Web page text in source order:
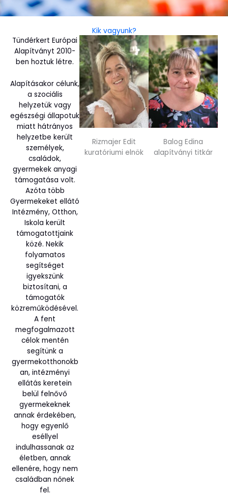
Kik vagyunk?
Tündérkert Európai
Alapítványt 2010-
ben hoztuk létre.
Alapításakor célunk,
a szociális
helyzetük vagy
egészségi állapotuk
miatt hátrányos
helyzetbe került
személyek,
családok,
gyermekek anyagi
támogatása volt.
Azóta több
Gyermekeket ellátó
Intézmény, Otthon,
Iskola került
támogatottjaink
közé. Nekik
folyamatos
segítséget
igyekszünk
biztosítani, a
támogatók
közreműködésével.
A fent
megfogalmazott
célok mentén
segítünk a
gyermekotthonokb
an, intézményi
ellátás keretein
belül felnővő
gyermekeknek
annak érdekében,
hogy egyenlő
eséllyel
indulhassanak az
életben, annak
ellenére, hogy nem
családban nőnek
fel.
Rizmajer Edit
kuratóriumi elnök
Balog Edina
alapítványi titkár